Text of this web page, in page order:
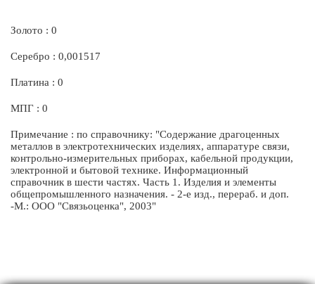
Золото : 0
Серебро : 0,001517
Платина : 0
МПГ : 0
Примечание : по справочнику: "Содержание драгоценных
металлов в электротехнических изделиях, аппаратуре связи,
контрольно-измерительных приборах, кабельной продукции,
электронной и бытовой технике. Информационный
справочник в шести частях. Часть 1. Изделия и элементы
общепромышленного назначения. - 2-е изд., перераб. и доп.
-М.: ООО "Связьоценка", 2003"